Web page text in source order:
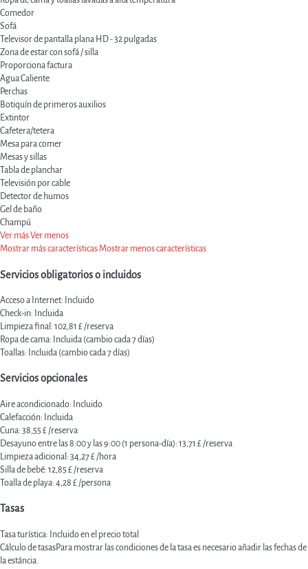
Comedor
Sofá
Televisor de pantalla plana HD - 32 pulgadas
Zona de estar con sofá / silla
Proporciona factura
Agua Caliente
Perchas
Botiquín de primeros auxilios
Extintor
Cafetera/tetera
Mesa para comer
Mesas y sillas
Tabla de planchar
Televisión por cable
Detector de humos
Gel de baño
Champú
Ver másVer menos
Mostrar más característicasMostrar menos características
Servicios obligatorios o incluidos
Acceso a Internet: Incluido
Check-in: Incluida
Limpieza final: 102,81 £ /reserva
Ropa de cama: Incluida (cambio cada 7 días)
Toallas: Incluida (cambio cada 7 días)
Servicios opcionales
Aire acondicionado: Incluido
Calefacción: Incluida
Cuna: 38,55 £ /reserva
Desayuno entre las 8:00 y las 9:00 (1 persona-día): 13,71 £ /reserva
Limpieza adicional: 34,27 £ /hora
Silla de bebé: 12,85 £ /reserva
Toalla de playa: 4,28 £ /persona
Tasas
Tasa turística: Incluido en el precio total
Cálculo de tasasPara mostrar las condiciones de la tasa es necesario añadir las fechas de
la estáncia.